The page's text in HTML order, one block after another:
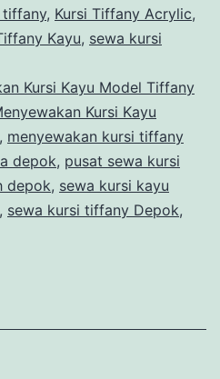
Tiffany
Putih
Area
Depok
Kota
tiffany, Kursi Tiffany Acrylic,
Kayu, sewa kursi
Kursi Kayu Model Tiffany
Kursi Kayu
, menyewakan kursi tiffany
depok, pusat sewa kursi
depok, sewa kursi kayu
, sewa kursi tiffany Depok,